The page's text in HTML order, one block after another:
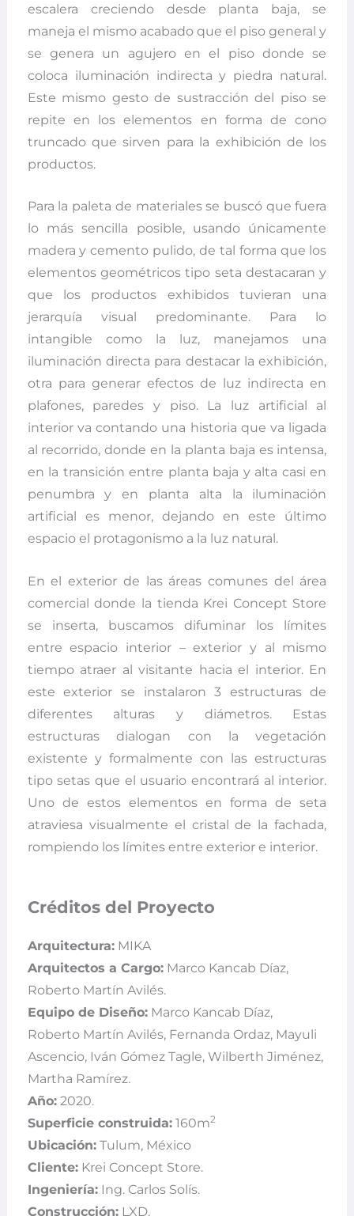
escalera creciendo desde planta baja, se
maneja el mismo acabado que el piso general y
se genera un agujero en el piso donde se
coloca iluminación indirecta y piedra natural.
Este mismo gesto de sustracción del piso se
repite en los elementos en forma de cono
truncado que sirven para la exhibición de los
productos.
Para la paleta de materiales se buscó que fuera
lo más sencilla posible, usando únicamente
madera y cemento pulido, de tal forma que los
elementos geométricos tipo seta destacaran y
que los productos exhibidos tuvieran una
jerarquía visual predominante. Para lo
intangible como la luz, manejamos una
iluminación directa para destacar la exhibición,
otra para generar efectos de luz indirecta en
plafones, paredes y piso. La luz artificial al
interior va contando una historia que va ligada
al recorrido, donde en la planta baja es intensa,
en la transición entre planta baja y alta casi en
penumbra y en planta alta la iluminación
artificial es menor, dejando en este último
espacio el protagonismo a la luz natural.
En el exterior de las áreas comunes del área
comercial donde la tienda Krei Concept Store
se inserta, buscamos difuminar los límites
entre espacio interior – exterior y al mismo
tiempo atraer al visitante hacia el interior. En
este exterior se instalaron 3 estructuras de
diferentes alturas y diámetros. Estas
estructuras dialogan con la vegetación
existente y formalmente con las estructuras
tipo setas que el usuario encontrará al interior.
Uno de estos elementos en forma de seta
atraviesa visualmente el cristal de la fachada,
rompiendo los límites entre exterior e interior.
Créditos del Proyecto
Arquitectura:MIKA
Arquitectos a Cargo:Marco Kancab Díaz,
Roberto Martín Avilés.
Equipo de Diseño:Marco Kancab Díaz,
Roberto Martín Avilés, Fernanda Ordaz, Mayuli
Ascencio, Iván Gómez Tagle, Wilberth Jiménez,
Martha Ramírez.
Año:2020.
Superficie construida:160m2
Ubicación:Tulum, México
Cliente:Krei Concept Store.
Ingeniería:Ing. Carlos Solís.
Construcción:LXD.